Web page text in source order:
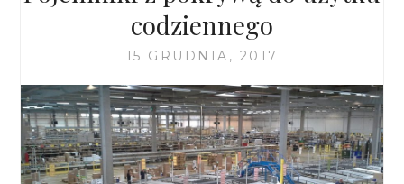
codziennego
15 GRUDNIA, 2017